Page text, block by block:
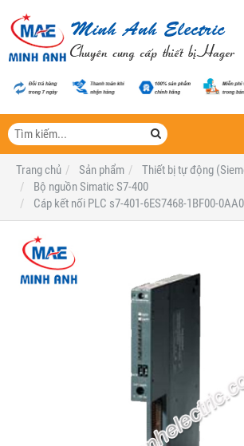
Trang chủ
Sản phẩm
Thiết bị tự động
Bộ nguồn Simatic S7-400
Cáp kết nối PLC s7-401-6ES7468-1BF00-0AA0